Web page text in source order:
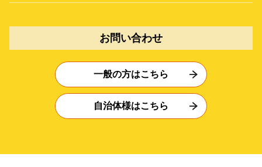
お問い合わせ
一般の方はこちら
自治体様はこちら